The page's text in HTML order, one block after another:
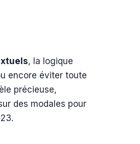
, la logique
encore éviter toute
précieuse,
des modales pour